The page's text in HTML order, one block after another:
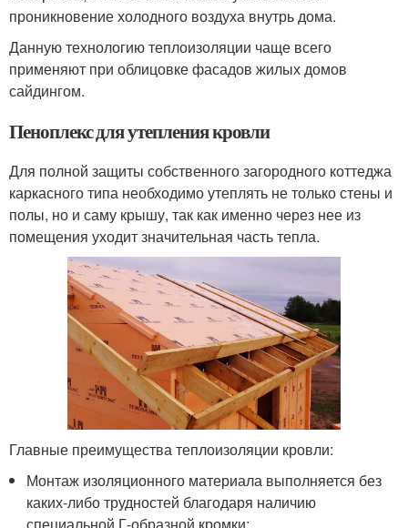
проникновение холодного воздуха внутрь дома.
Данную технологию теплоизоляции чаще всего
применяют при облицовке фасадов жилых домов
сайдингом.
Пеноплекс для утепления кровли
Для полной защиты собственного загородного коттеджа
каркасного типа необходимо утеплять не только стены и
полы, но и саму крышу, так как именно через нее из
помещения уходит значительная часть тепла.
Главные преимущества теплоизоляции кровли:
Монтаж изоляционного материала выполняется без
каких-либо трудностей благодаря наличию
специальной Г-образной кромки;